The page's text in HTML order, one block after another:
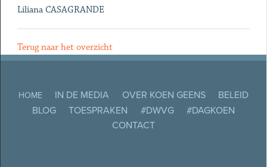
Liliana CASAGRANDE
Terug naar het overzicht
HOME IN DE MEDIA OVER KOEN GEENS
BELEID
BLOG
TOESPRAKEN #DWVG
#DAGKOEN
CONTACT